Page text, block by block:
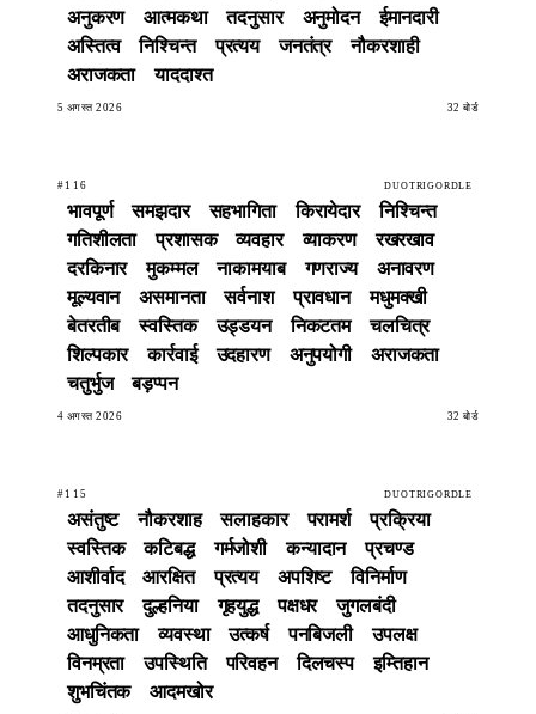
अनुकरण
आत्मकथा तदनुसार अनुमोदन
ईमानदारी
अस्तित्व
निश्चिन्त प्रत्यय जनतंत्र
नौकरशाही
अराजकता
याददाश्त
5 अगस्त 2026 32 बोर्ड
#116 DUOTRIGORDLE
भावपूर्ण समझदार सहभागिता किरायेदार
निश्चिन्त
गतिशीलता
प्रशासक व्यवहार व्याकरण
रखरखाव
दरकिनार
मुकम्मल नाकामयाब गणराज्य
अनावरण
मूल्यवान
असमानता सर्वनाश प्रावधान
मधुमक्खी
बेतरतीब
स्वस्तिक उड्डयन निकटतम
चलचित्र
शिल्पकार
कार्रवाई उदहारण अनुपयोगी
अराजकता
चतुर्भुज
बड़प्पन
4 अगस्त 2026 32 बोर्ड
#115 DUOTRIGORDLE
असंतुष्ट नौकरशाह सलाहकार परामर्श
प्रक्रिया
स्वस्तिक
कटिबद्ध गर्मजोशी कन्यादान
प्रचण्ड
आशीर्वाद
आरक्षित प्रत्यय अपशिष्ट
विनिर्माण
तदनुसार
दुल्हनिया गृहयुद्ध पक्षधर
जुगलबंदी
आधुनिकता
व्यवस्था उत्कर्ष पनबिजली
उपलक्ष
विनम्रता
उपस्थिति परिवहन दिलचस्प
इम्तिहान
शुभचिंतक
आदमखोर